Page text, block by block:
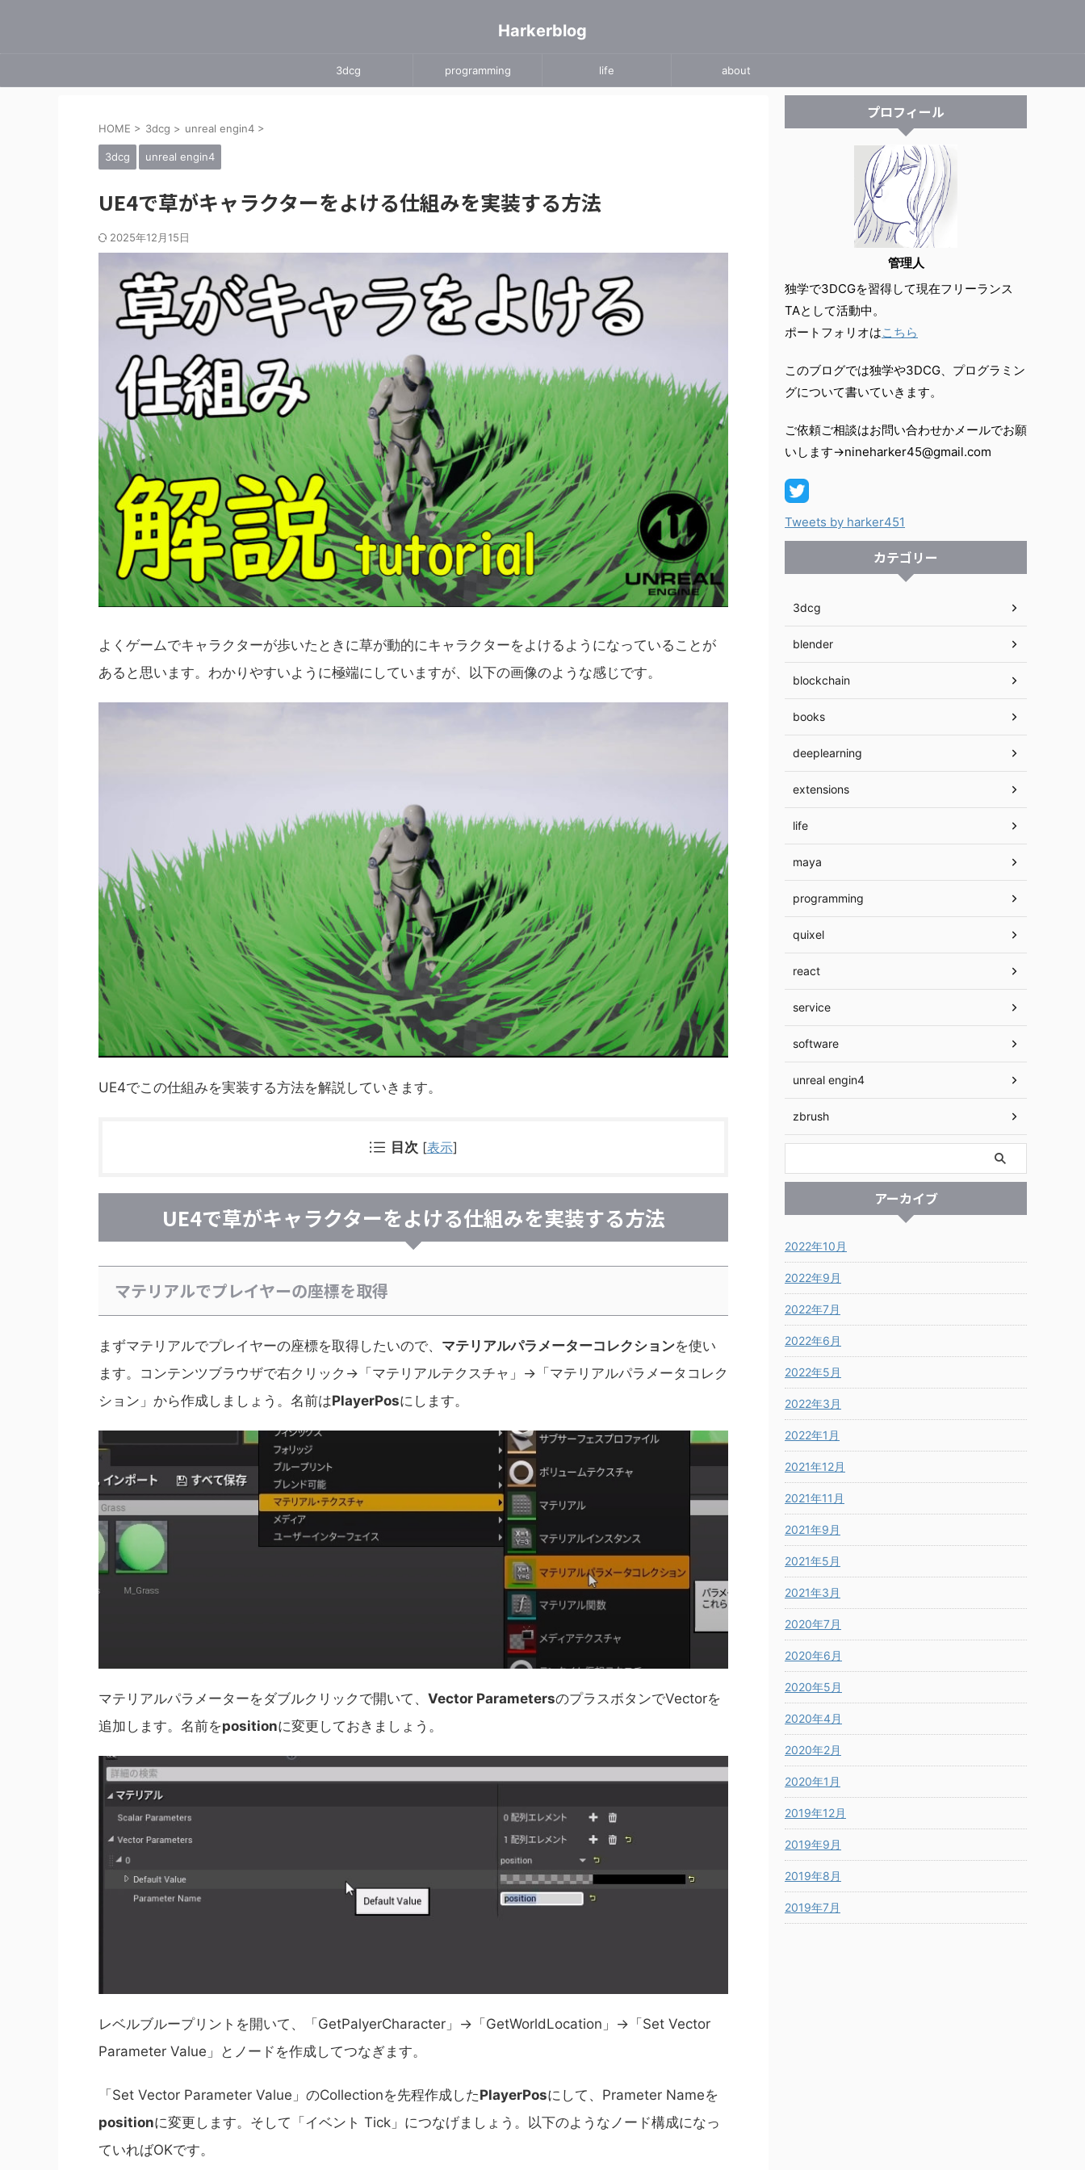
Harkerblog
3dcg programming life about
HOME > 3dcg > unreal engin4 >
3dcg unreal engin4
UE4で草がキャラクターをよける仕組みを実装する方法
2025年12月15日
よくゲームでキャラクターが歩いたときに草が動的にキャラクターをよけるようになっていることが
あると思います。わかりやすいように極端にしていますが、以下の画像のような感じです。
UE4でこの仕組みを実装する方法を解説していきます。
目次 [表示]
UE4で草がキャラクターをよける仕組みを実装する方法
マテリアルでプレイヤーの座標を取得
まずマテリアルでプレイヤーの座標を取得したいので、 マテリアルパラメーターコレクションを使い
ます。コンテンツブラウザで右クリック→「マテリアルテクスチャ」→「マテリアルパラメータコレク
ション」から作成しましょう。名前はPlayerPosにします。
マテリアルパラメーターをダブルクリックで開いて、 Vector ParametersのプラスボタンでVectorを
追加します。名前をpositionに変更しておきましょう。
レベルブループリントを開いて、「GetPalyerCharacter」→「GetWorldLocation」→「Set Vector
Parameter Value」とノードを作成してつなぎます。
「Set Vector Parameter Value」のCollectionを先程作成したPlayerPosにして、Prameter Nameを
positionに変更します。そして「イベント Tick」につなげましょう。以下のようなノード構成になっ
ていればOKです。
プロフィール
管理人
独学で3DCGを習得して現在フリーランス
TAとして活動中。
ポートフォリオはこちら
このブログでは独学や3DCG、プログラミン
グについて書いていきます。
ご依頼ご相談はお問い合わせかメールでお願
いします→nineharker45@gmail.com
Tweets by harker451
カテゴリー
3dcg
blender
blockchain
books
deeplearning
extensions
life
maya
programming
quixel
react
service
software
unreal engin4
zbrush
アーカイブ
2022年10月
2022年9月
2022年7月
2022年6月
2022年5月
2022年3月
2022年1月
2021年12月
2021年11月
2021年9月
2021年5月
2021年3月
2020年7月
2020年6月
2020年5月
2020年4月
2020年2月
2020年1月
2019年12月
2019年9月
2019年8月
2019年7月